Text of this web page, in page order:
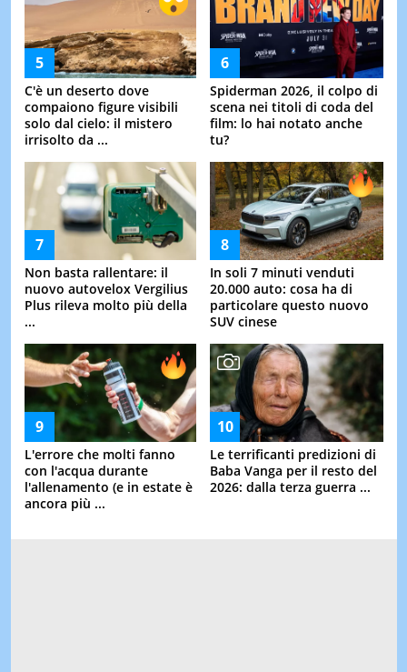
C'è un deserto dove
compaiono figure visibili
solo dal cielo: il mistero
irrisolto da ...
Spiderman 2026, il colpo di
scena nei titoli di coda del
film: lo hai notato anche
tu?
Non basta rallentare: il
nuovo autovelox Vergilius
Plus rileva molto più della
...
In soli 7 minuti venduti
20.000 auto: cosa ha di
particolare questo nuovo
SUV cinese
L'errore che molti fanno
con l'acqua durante
l'allenamento (e in estate è
ancora più ...
Le terrificanti predizioni di
Baba Vanga per il resto del
2026: dalla terza guerra ...